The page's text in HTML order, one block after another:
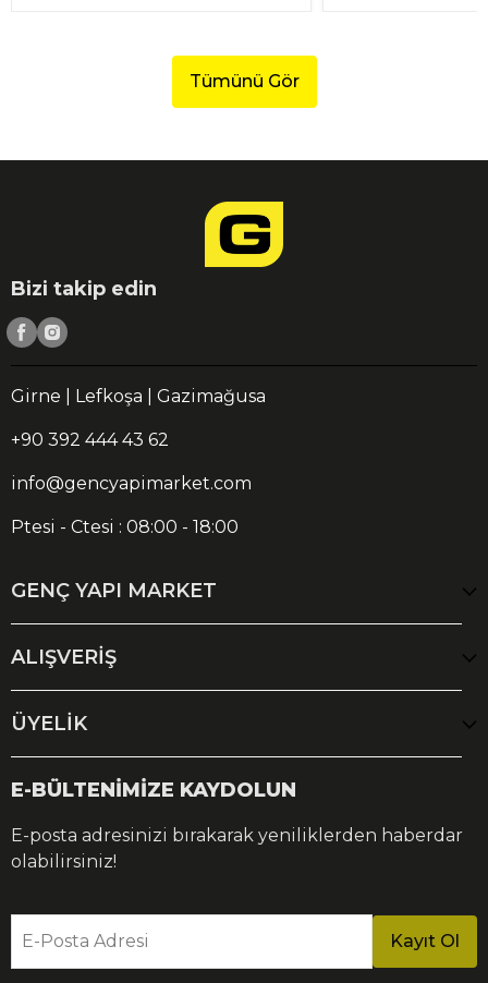
Tümünü Gör
Bizi takip edin
Girne | Lefkoşa | Gazimağusa
+90 392 444 43 62
info@gencyapimarket.com
Ptesi - Ctesi : 08:00 - 18:00
GENÇ YAPI MARKET
ALIŞVERİŞ
ÜYELİK
E-BÜLTENİMİZE KAYDOLUN
E-posta adresinizi bırakarak yeniliklerden haberdar
olabilirsiniz!
E-Posta Adresi Kayıt Ol